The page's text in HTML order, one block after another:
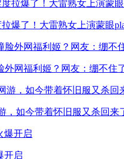
爆了！大雷熟女上演蒙眼
外网福利姬？网友：绷不住
，如今带着怀旧服又杀回来
开启